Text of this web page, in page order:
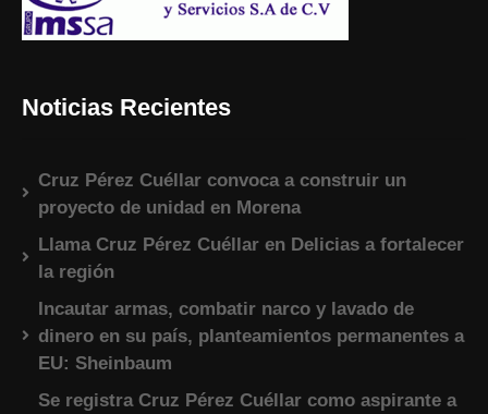
Noticias Recientes
Cruz Pérez Cuéllar convoca a construir un
proyecto de unidad en Morena
Llama Cruz Pérez Cuéllar en Delicias a fortalecer
la región
Incautar armas, combatir narco y lavado de
dinero en su país, planteamientos permanentes a
EU: Sheinbaum
Se registra Cruz Pérez Cuéllar como aspirante a